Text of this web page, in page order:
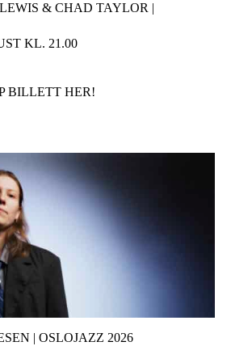
& CHAD TAYLOR |
KL. 21.00
BILLETT HER!
| OSLOJAZZ 2026